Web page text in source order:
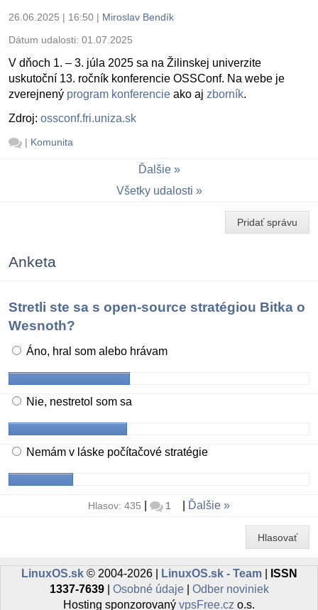
26.06.2025 | 16:50 | Miroslav Bendík
Dátum udalosti: 01.07.2025
V dňoch 1. – 3. júla 2025 sa na Žilinskej univerzite
uskutoční 13. ročník konferencie OSSConf. Na webe je
zverejnený program konferencie ako aj zborník.
Zdroj: ossconf.fri.uniza.sk
| Komunita
Ďalšie
Všetky udalosti
Pridať správu
Anketa
Stretli ste sa s open-source stratégiou Bitka o
Wesnoth?
Áno, hral som alebo hrávam
Nie, nestretol som sa
Nemám v láske počítačové stratégie
Hlasov: 435 1 Ďalšie
Hlasovať
LinuxOS.sk© 2004-2026 | LinuxOS.sk - Team|
ISSN
1337-7639| Osobné údaje| Odber noviniek
Hosting sponzorovaný vpsFree.cz o.s.